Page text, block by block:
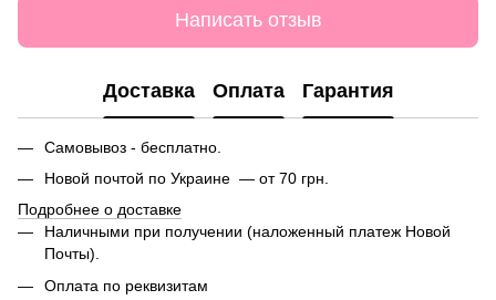
Написать отзыв
Доставка Оплата Гарантия
Самовывоз - бесплатно.
Новой почтой по Украине — от 70 грн.
Подробнее о доставке
Наличными при получении (наложенный платеж Новой
Почты).
Оплата по реквизитам